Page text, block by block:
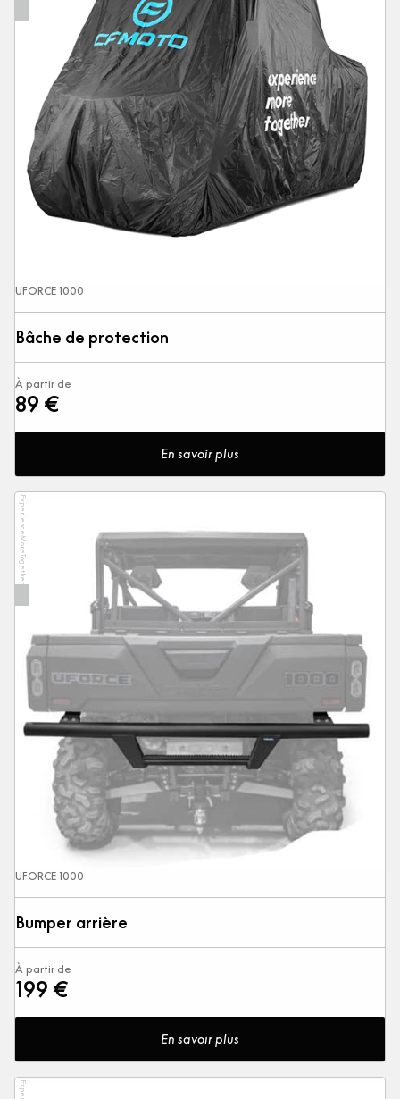
UFORCE 1000
Bâche de protection
À partir de
89 €
En savoir plus
ExperienceMoreTogether
UFORCE 1000
Bumper arrière
À partir de
199 €
En savoir plus